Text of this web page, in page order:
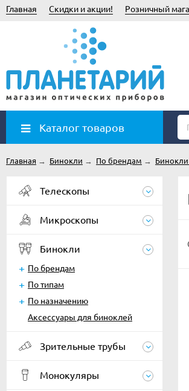
Главная Скидки и акции! Розничный
Каталог товаров
Главная → Бинокли → По брендам →
Телескопы
Микроскопы
Бинокли
По брендам
По типам
По назначению
Аксессуары для биноклей
Зрительные трубы
Монокуляры